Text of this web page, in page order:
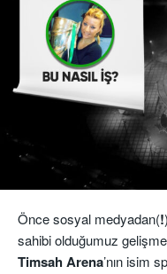
Önce sosyal medyadan(!
sahibi olduğumuz
Timsah Arena’nın isim